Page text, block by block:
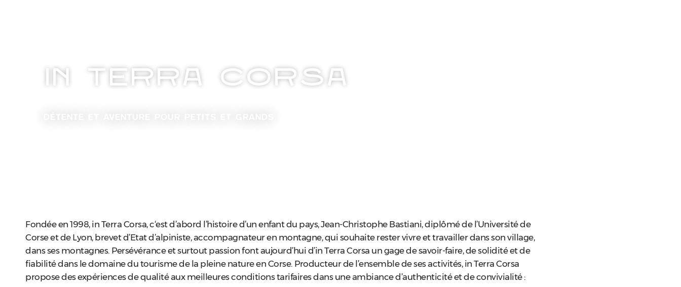
IN TERRA CORSA
Fondée en 1998, in Terra Corsa, c‘est d’abord l’histoire d’un enfant du pays, Jean-Christophe Bastiani, diplômé de l’Université de
Corse et de Lyon, brevet d’Etat d’alpiniste, accompagnateur en montagne, qui souhaite rester vivre et travailler dans son village,
dans ses montagnes. Persévérance et surtout passion font aujourd’hui d’in Terra Corsa un gage de savoir-faire, de solidité et de
fiabilité dans le domaine du tourisme de la pleine nature en Corse. Producteur de l’ensemble de ses activités, in Terra Corsa
propose des expériences de qualité aux meilleures conditions tarifaires dans une ambiance d’authenticité et de convivialité :